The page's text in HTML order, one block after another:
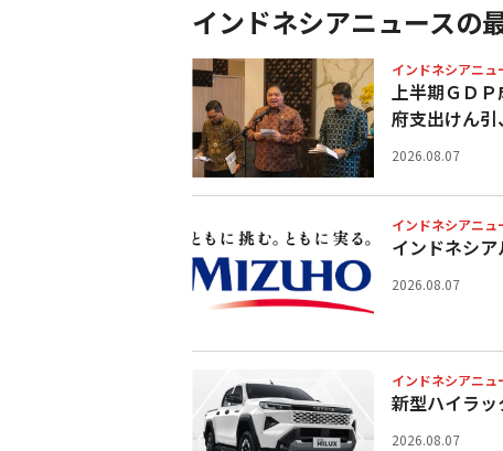
インドネシアニュースの
インドネシアニュ
上半期ＧＤ
府支出けん
2026.08.07
インドネシアニュ
インドネシ
2026.08.07
インドネシアニュ
新型ハイラ
2026.08.07